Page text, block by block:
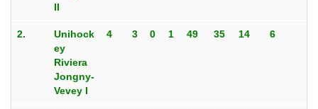
II
2.
Unihock
ey
Riviera
Jongny-
Vevey I
4 3 0 1 49 35 14 6